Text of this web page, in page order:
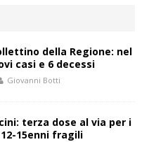
della Regione: nel
casi e 6 decessi
Giovanni Botti
terza dose al via per i
15enni fragili